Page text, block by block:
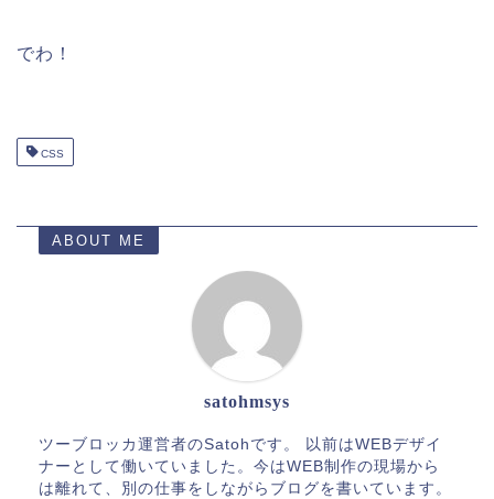
でわ！
CSS
ABOUT ME
satohmsys
ツーブロッカ運営者のSatohです。 以前はWEBデザイ
ナーとして働いていました。今はWEB制作の現場から
は離れて、別の仕事をしながらブログを書いています。